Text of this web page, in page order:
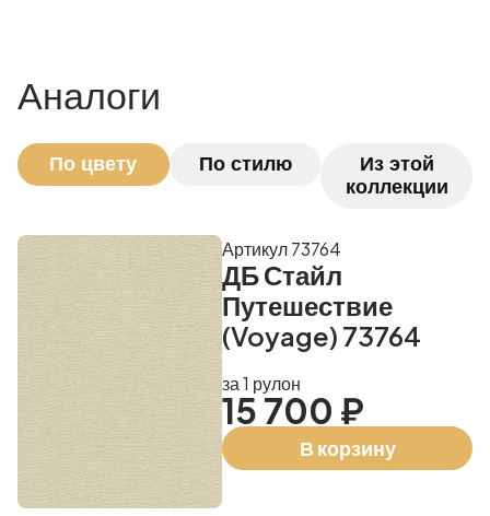
Аналоги
По цвету По стилю
Из этой
коллекции
ДБ Стайл
Путешествие
(Voyage) 73764
Артикул 73764
за 1 рулон
15 700 ₽
В корзину